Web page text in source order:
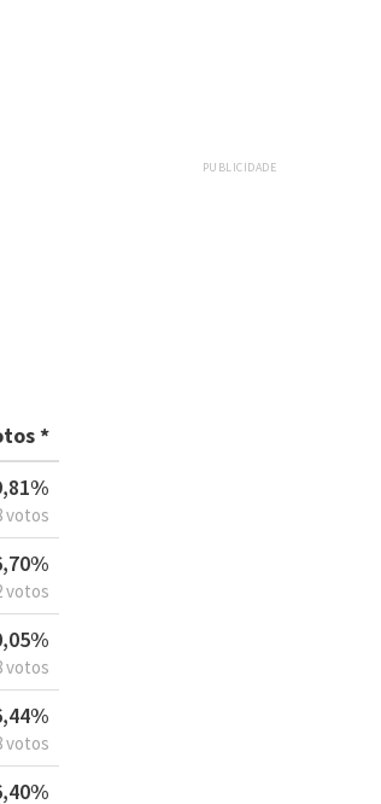
PUBLICIDADE
*
votos
votos
votos
votos